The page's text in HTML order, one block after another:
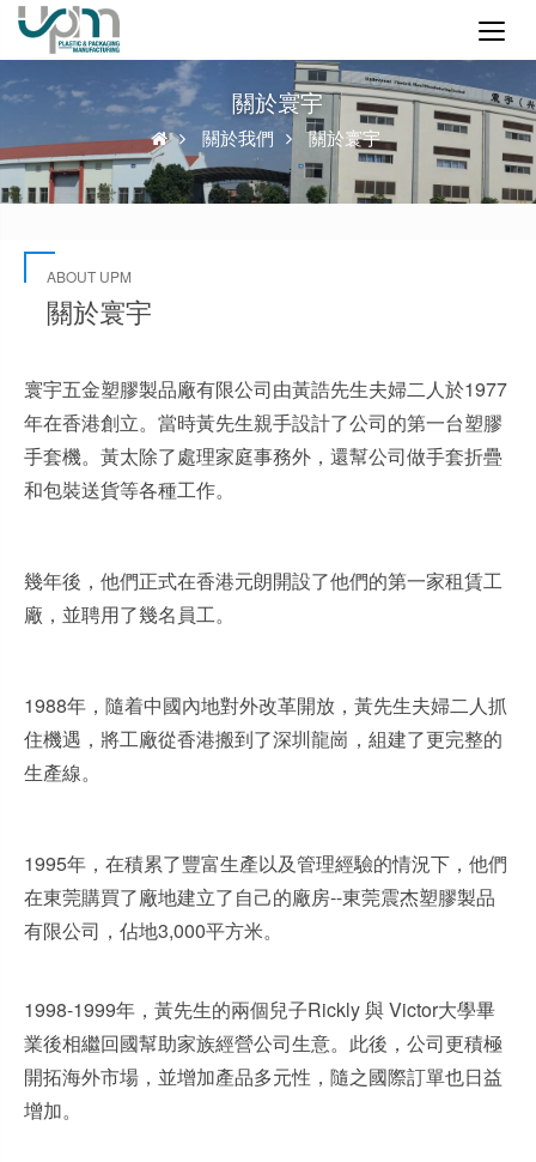
關於寰宇
關於我們 關於寰宇
ABOUT UPM
關於寰宇
寰宇五金塑膠製品廠有限公司由黃誥先生夫婦二人於1977
年在香港創立。 當時黃先生親手設計了公司的第一台塑膠
手套機。黃太除了處理家庭事務外，還幫公司做手套折疊
和包裝送貨等各種工作。
幾年後，他們正式在香港元朗開設了他們的第一家租賃工
廠，並聘用了幾名員工。
1988年，隨着中國內地對外改革開放，黃先生夫婦二人抓
住機遇，將工廠從香港搬到了深圳龍崗，組建了更完整的
生產線。
1995年，在積累了豐富生產以及管理經驗的情況下，他們
在東莞購買了廠地建立了自己的廠房--東莞震杰塑膠製品
有限公司，佔地3,000平方米。
1998-1999年，黃先生的兩個兒子Rickly 與 Victor大學畢
業後相繼回國幫助家族經營公司生意。此後，公司更積極
開拓海外市場，並增加產品多元性，隨之國際訂單也日益
增加。